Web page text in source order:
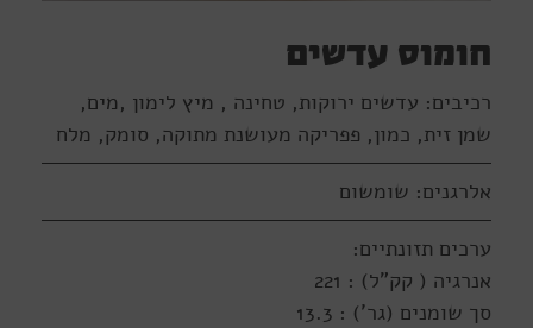
חומוס עדשים
רכיבים: עדשים ירוקות, טחינה , מיץ לימון ,מים,
שמן זית, כמון, פפריקה מעושנת מתוקה, סומק, מלח
אלרגנים: שומשום
ערכים תזונתיים:
אנרגיה ( קק"ל) : 221
סך שומנים (גר') : 13.3